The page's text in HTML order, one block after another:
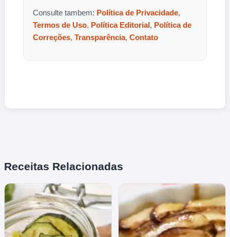
Consulte tambem: Política de Privacidade,
Termos de Uso, Política Editorial, Política de
Correções, Transparência, Contato
Receitas Relacionadas